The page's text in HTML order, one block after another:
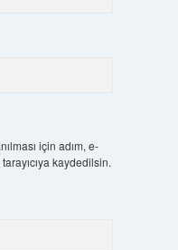
için adım, e-
kaydedilsin.